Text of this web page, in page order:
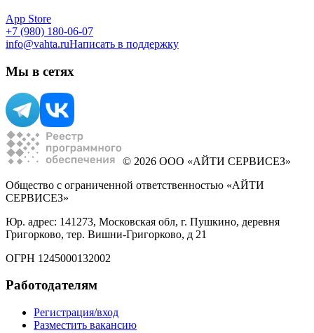
App Store
+7 (980) 180-06-07
info@vahta.ruНаписать в поддержку
Мы в сетях
© 2026 ООО «АЙТИ СЕРВИСЕЗ»
Общество с ограниченной ответственностью «АЙТИ
СЕРВИСЕЗ»
Юр. адрес: 141273, Московская обл, г. Пушкино, деревня
Григорково, тер. Вишни-Григорково, д 21
ОГРН 1245000132002
Работодателям
Регистрация/вход
Разместить вакансию